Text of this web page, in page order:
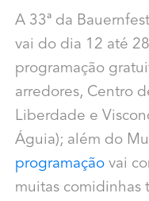
A 33ª da
vai do dia 12 até
programação
arredores, Centro
Liberdade e
Águia); além do
programaçãovai
muitas comidinhas